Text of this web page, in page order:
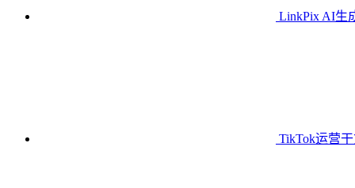
LinkPix AI生
TikTok运营